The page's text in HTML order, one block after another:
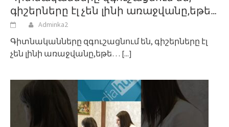
գիշերները էլ չեն լինի առաջվանը,եթե…
Adminka2
Գիտնականները զգուշացնում են, գիշերները էլ
չեն լինի առաջվանը,եթե… [...]